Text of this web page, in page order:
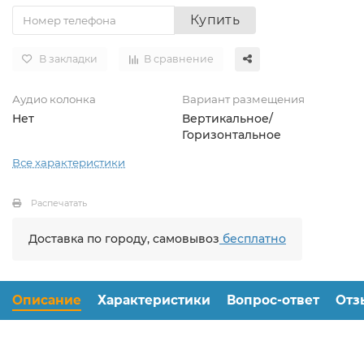
Купить
В закладки В сравнение
Аудио колонка
Нет
Вариант размещения
Вертикальное/
Горизонтальное
Все характеристики
Распечатать
Доставка по городу, самовывоз бесплатно
Описание Характеристики Вопрос-ответ